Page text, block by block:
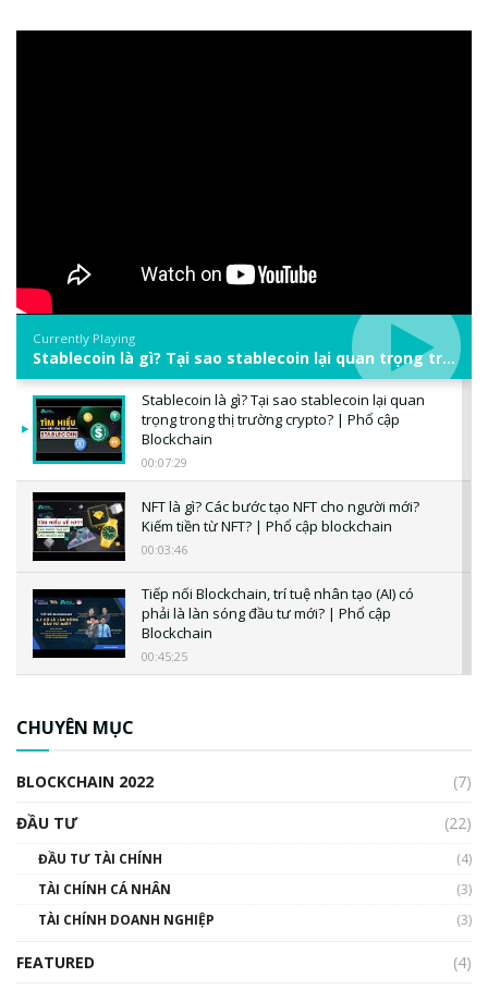
Currently Playing
Stablecoin là gì? Tại sao stablecoin lại quan trọng trong thị trường crypto? | Phổ cập Blockchain
Stablecoin là gì? Tại sao stablecoin lại quan
trọng trong thị trường crypto? | Phổ cập
Blockchain
00:07:29
NFT là gì? Các bước tạo NFT cho người mới?
Kiếm tiền từ NFT? | Phổ cập blockchain
00:03:46
Tiếp nối Blockchain, trí tuệ nhân tạo (AI) có
phải là làn sóng đầu tư mới? | Phổ cập
Blockchain
00:45:25
00:02:14
Nhìn lại năm 2022: Những sự kiện ảnh hưởng
đến hệ sinh thái tiền mã hoá | Phổ cập
CHUYÊN MỤC
BLOCKCHAIN 2022
(7)
ĐẦU TƯ
(22)
ĐẦU TƯ TÀI CHÍNH
(4)
TÀI CHÍNH CÁ NHÂN
(3)
TÀI CHÍNH DOANH NGHIỆP
(3)
FEATURED
(4)